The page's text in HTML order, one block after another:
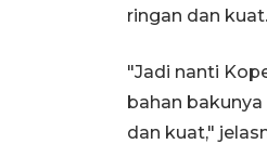
ringan dan kuat.
"Jadi nanti
bahan
dan kuat,"